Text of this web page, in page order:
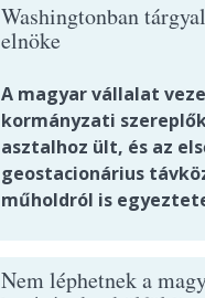
Washingtonban
elnöke
A magyar vállalat
kormányzati
asztalhoz ült, és az
geostacionárius
műholdról is
Nem léphetnek a